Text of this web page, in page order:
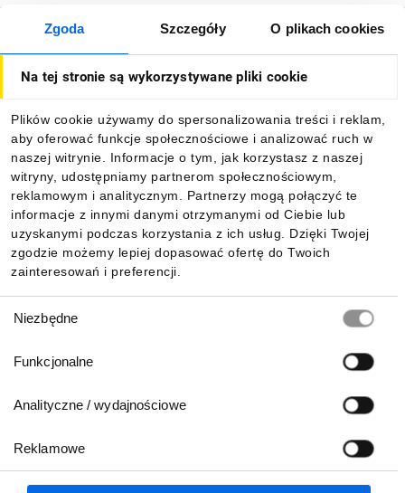
Zgoda Szczegóły O plikach cookies
Na tej stronie są wykorzystywane pliki cookie
Plików cookie używamy do spersonalizowania treści i reklam,
aby oferować funkcje społecznościowe i analizować ruch w
naszej witrynie. Informacje o tym, jak korzystasz z naszej
witryny, udostępniamy partnerom społecznościowym,
reklamowym i analitycznym. Partnerzy mogą połączyć te
informacje z innymi danymi otrzymanymi od Ciebie lub
uzyskanymi podczas korzystania z ich usług. Dzięki Twojej
zgodzie możemy lepiej dopasować ofertę do Twoich
zainteresowań i preferencji.
zgody
Niezbędne
Funkcjonalne
Analityczne / wydajnościowe
Reklamowe
O firmie
Informacje
Pobierz naszą aplikację mobilną:
801 500 700 lub 71 37 61 600